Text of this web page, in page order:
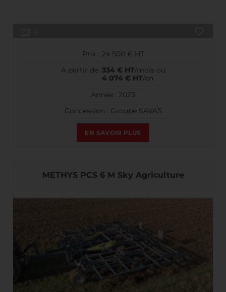
Prix : 24 500 € HT
A partir de :334 € HT/mois ou
4 074 € HT/an
Année : 2023
Concession : Groupe SAVAS
EN SAVOIR PLUS
METHYS PCS 6 M Sky Agriculture